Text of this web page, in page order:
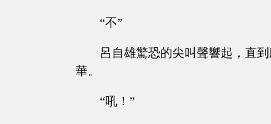
“不”
呂自雄驚恐的尖叫聲響起，直
華。
“吼！”